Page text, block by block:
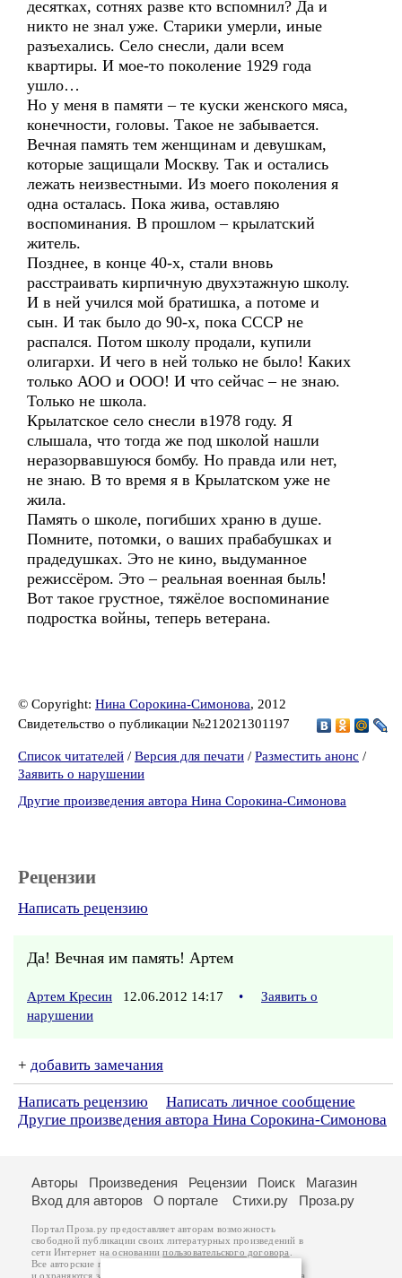
десятках, сотнях разве кто вспомнил? Да и
никто не знал уже. Старики умерли, иные
разъехались. Село снесли, дали всем
квартиры. И мое-то поколение 1929 года
ушло…
Но у меня в памяти – те куски женского мяса,
конечности, головы. Такое не забывается.
Вечная память тем женщинам и девушкам,
которые защищали Москву. Так и остались
лежать неизвестными. Из моего поколения я
одна осталась. Пока жива, оставляю
воспоминания. В прошлом – крылатский
житель.
Позднее, в конце 40-х, стали вновь
расстраивать кирпичную двухэтажную школу.
И в ней учился мой братишка, а потоме и
сын. И так было до 90-х, пока СССР не
распался. Потом школу продали, купили
олигархи. И чего в ней только не было! Каких
только АОО и ООО! И что сейчас – не знаю.
Только не школа.
Крылатское село снесли в1978 году. Я
слышала, что тогда же под школой нашли
неразорвавшуюся бомбу. Но правда или нет,
не знаю. В то время я в Крылатском уже не
жила.
Память о школе, погибших храню в душе.
Помните, потомки, о ваших прабабушках и
прадедушках. Это не кино, выдуманное
режиссёром. Это – реальная военная быль!
Вот такое грустное, тяжёлое воспоминание
подростка войны, теперь ветерана.
© Copyright: Нина Сорокина-Симонова, 2012
Свидетельство о публикации №212021301197
Список читателей / Версия для печати / Разместить анонс /
Заявить о нарушении
Другие произведения автора Нина Сорокина-Симонова
Рецензии
Написать рецензию
Да! Вечная им память! Артем
Артем Кресин 12.06.2012 14:17 •
Заявить о
нарушении
+ добавить замечания
Написать рецензию
Написать личное сообщение
Другие произведения автора Нина Сорокина-Симонова
Авторы Произведения Рецензии Поиск
Магазин
Вход для авторов
О портале Стихи.ру Проза.ру
Портал Проза.ру предоставляет авторам возможность
свободной публикации своих литературных произведений в
сети Интернет на основаниипользовательского договора
Все авторские права на произведения принадлежат авторам
и охраняются законом . Перепечатка произведений возможна